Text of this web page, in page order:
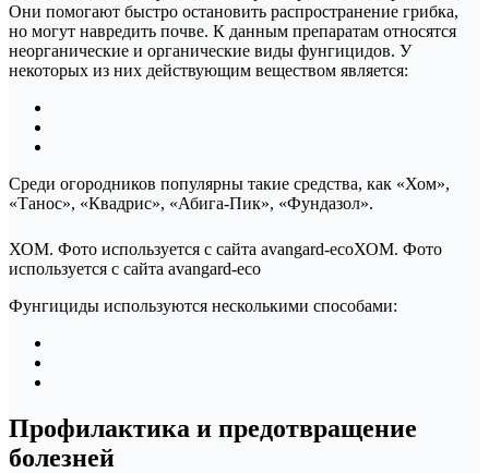
Они помогают быстро остановить распространение грибка,
но могут навредить почве. К данным препаратам относятся
неорганические и органические виды фунгицидов. У
некоторых из них действующим веществом является:
Среди огородников популярны такие средства, как «Хом»,
«Танос», «Квадрис», «Абига-Пик», «Фундазол».
ХОМ. Фото используется с сайта avangard-ecоХОМ. Фото
используется с сайта avangard-ecо
Фунгициды используются несколькими способами:
Профилактика и предотвращение
болезней